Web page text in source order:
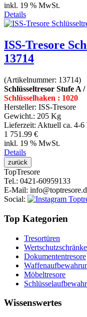
inkl. 19 % MwSt.
Details
ISS-Tresore
13714
(Artikelnummer: 13714)
Schlüsseltresor Stufe A /
Schlüsselhaken : 1020
Hersteller: ISS-Tresore
Gewicht.: 205 Kg
Lieferzeit: Aktuell ca. 4-6
1 751.99 €
inkl. 19 % MwSt.
Details
TopTresore
Tel.: 0421-60959133
E-Mail:
Social:
Top Kategorien
Tresortüren
Wertschutzschränke
Dokumententresore
Möbeltresore
Wissenswertes